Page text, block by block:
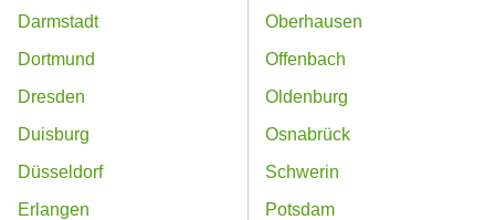
Darmstadt
Dortmund
Dresden
Duisburg
Düsseldorf
Erlangen
Oberhausen
Offenbach
Oldenburg
Osnabrück
Schwerin
Potsdam